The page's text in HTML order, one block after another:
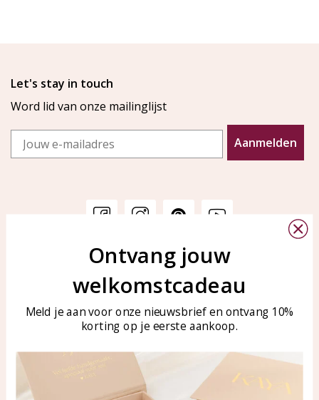
Let's stay in touch
Word lid van onze mailinglijst
Email
Aanmelden
Veelgestelde vragen
Sieraden onderhouden
KAYA Sieraden
Bellen of WhatsApp Ma-Vr
tussen 09:00-17:00
Tel: 0850003187
WhatsApp: 0850003187
klantenservice@kayasierade
Ontvang jouw
welkomstcadeau
Meld je aan voor onze nieuwsbrief en ontvang 10%
korting op je eerste aankoop.